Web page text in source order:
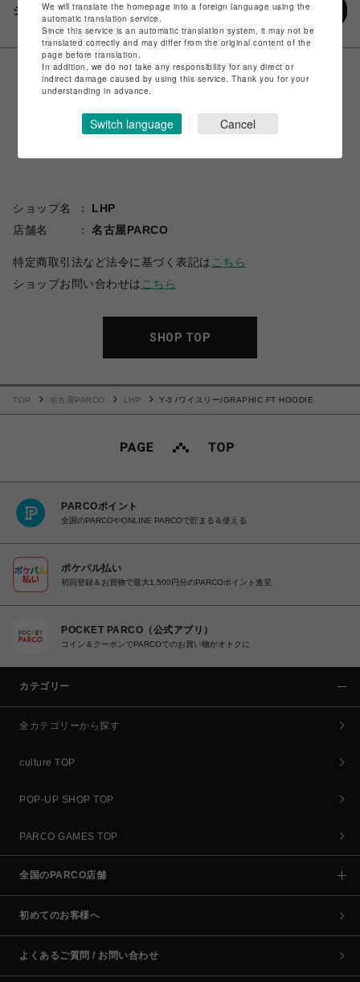
シェアする
ショップ名
LHP
店舗名
名古屋PARCO
特定商取引法など法令に基づく表記は こちら
ショップお問い合わせは こちら
SHOP TOP
TOP 名古屋PARCO LHP Y-3 /ワイスリー/GRAPHIC FT HOODIE
PARCOポイント
全国のPARCOやONLINE PARCOで貯まる＆使える
ポケパル払い
初回登録＆お買物で最大1,500円分のPARCOポイント進呈
POCKET PARCO（公式アプリ）
コイン＆クーポンでPARCOでのお買い物がオトクに
カテゴリー
全カテゴリーから探す
culture TOP
POP-UP SHOP TOP
PARCO GAMES TOP
全国のPARCO店舗
初めてのお客様へ
よくあるご質問 / お問い合わせ
We will translate the homepage into a foreign language using the
automatic translation service.
Since this service is an automatic translation system, it may not be
translated correctly and may differ from the original content of the
page before translation.
In addition, we do not take any responsibility for any direct or
indirect damage caused by using this service. Thank you for your
understanding in advance.
Switch language Cancel